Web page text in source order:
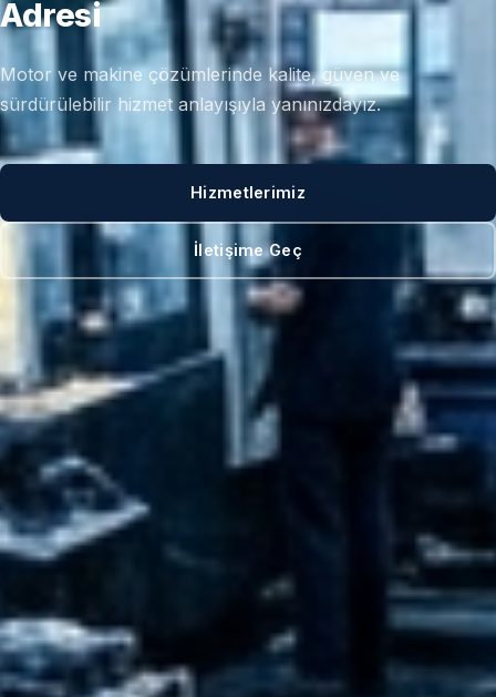
Adresi
Motor ve makine çözümlerinde kalite, güven ve
sürdürülebilir hizmet anlayışıyla yanınızdayız.
Hizmetlerimiz
İletişime Geç